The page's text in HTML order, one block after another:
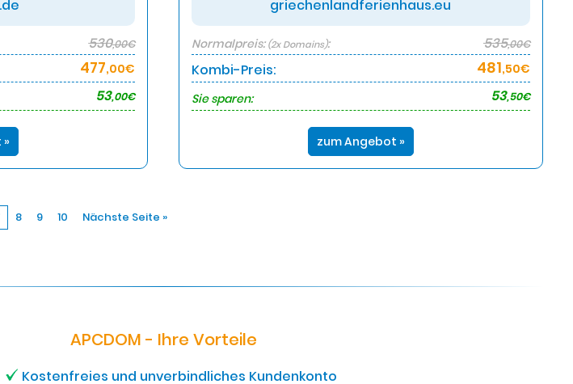
530,00€
477,00€
53,00€
griechenlandferienhaus.eu
Normalpreis:(2x Domains): 535,00€
Kombi-Preis: 481,50€
Sie sparen:
53,50€
zum Angebot »
8 9 10 Nächste Seite »
APCDOM - Ihre Vorteile
Kostenfreies und unverbindliches Kundenkonto